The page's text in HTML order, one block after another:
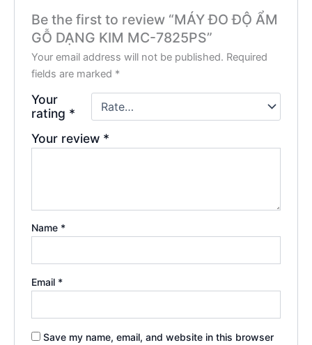
Be the first to review “MÁY ĐO ĐỘ ẨM
GỖ DẠNG KIM MC-7825PS”
Your email address will not be published. Required
fields are marked *
Your
rating *
Your review *
Name *
Email *
Save my name, email, and website in this browser